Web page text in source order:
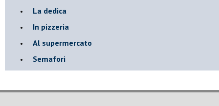
La dedica
In pizzeria
Al supermercato
Semafori